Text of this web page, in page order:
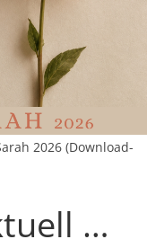
2026 (Download-
…